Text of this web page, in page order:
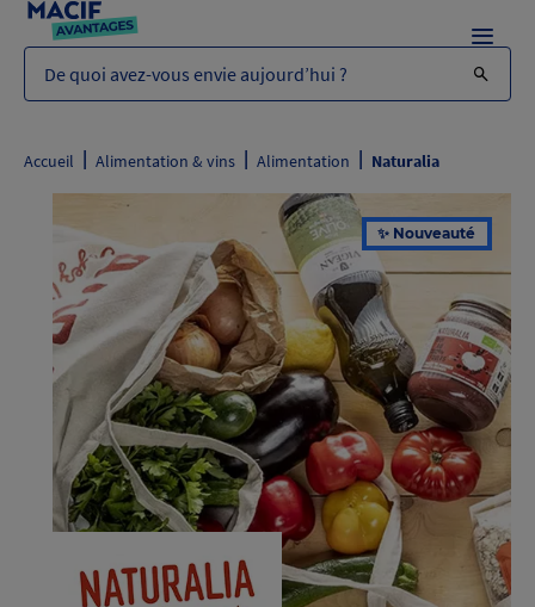
De quoi avez-vous envie aujourd’hui ?
Menu
Accueil | Alimentation & vins | Alimentation | Naturalia
✨ Nouveauté